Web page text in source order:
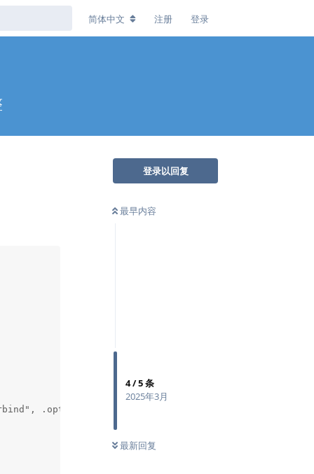
简体中文 注册 登录
登录以回复
最早内容
4/5条
2025年3月
最新回复
.options.snow = opts,